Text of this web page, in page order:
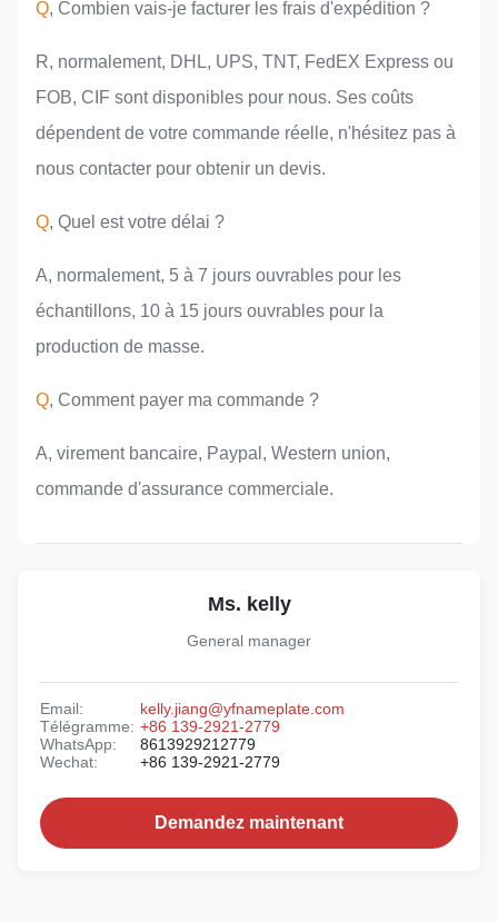
Q, Combien vais-je facturer les frais d'expédition ?
R, normalement, DHL, UPS, TNT, FedEX Express ou
FOB, CIF sont disponibles pour nous. Ses coûts
dépendent de votre commande réelle, n'hésitez pas à
nous contacter pour obtenir un devis.
Q, Quel est votre délai ?
A, normalement, 5 à 7 jours ouvrables pour les
échantillons, 10 à 15 jours ouvrables pour la
production de masse.
Q, Comment payer ma commande ?
A, virement bancaire, Paypal, Western union,
commande d'assurance commerciale.
Ms. kelly
General manager
Email:
kelly.jiang@yfnameplate.com
Télégramme: +86 139-2921-2779
WhatsApp:
8613929212779
Wechat:
+86 139-2921-2779
Demandez maintenant